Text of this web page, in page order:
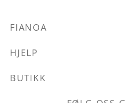
FIANOA
HJELP
BUTIKK